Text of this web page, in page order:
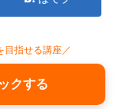
目指せる講座／
クする